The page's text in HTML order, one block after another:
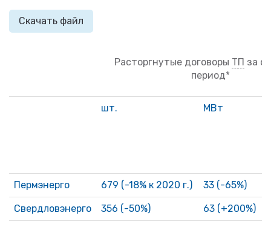
Скачать файл
Расторгнутые договоры ТП за
период*
шт. МВт
Пермэнерго 679 (-18% к 2020 г.) 33 (-65%)
Свердловэнерго 356 (-50%) 63 (+200%)